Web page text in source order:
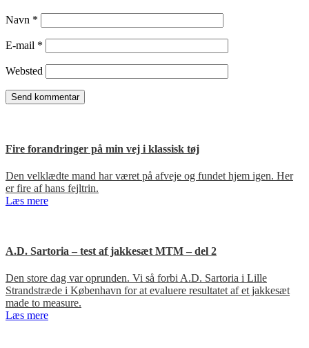
Navn *
E-mail *
Websted
Fire forandringer på min vej i klassisk tøj
Den velklædte mand har været på afveje og fundet hjem igen. Her
er fire af hans fejltrin.
Læs mere
A.D. Sartoria – test af jakkesæt MTM – del 2
Den store dag var oprunden. Vi så forbi A.D. Sartoria i Lille
Strandstræde i København for at evaluere resultatet af et jakkesæt
made to measure.
Læs mere